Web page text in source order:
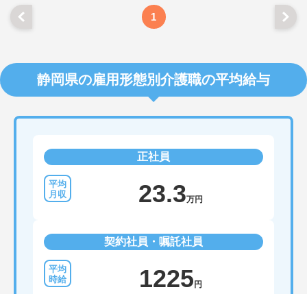
1
静岡県の雇用形態別介護職の平均給与
正社員
23.3万円
契約社員・嘱託社員
1225 円